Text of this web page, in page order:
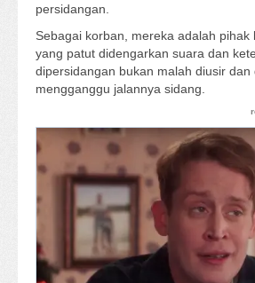
persidangan.
Sebagai korban, mereka adalah pihak
yang patut didengarkan suara dan
dipersidangan bukan malah diusir dan
mengganggu jalannya sidang.